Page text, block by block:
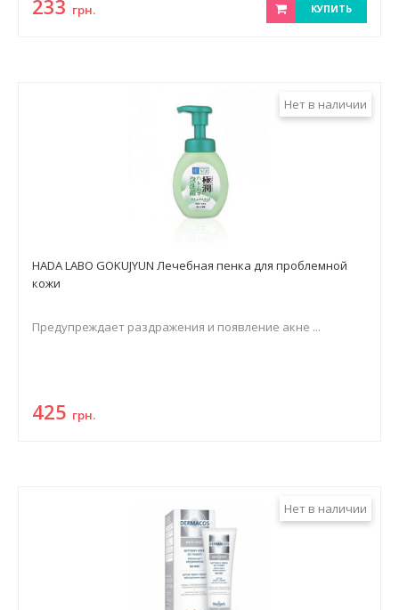
233 грн. КУПИТЬ
Нет в наличии
HADA LABO GOKUJYUN Лечебная пенка для проблемной
кожи
Предупреждает раздражения и появление акне ...
425 грн.
Нет в наличии